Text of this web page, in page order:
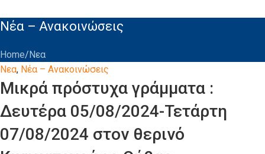
Νέα – Ανακοινώσεις
Home Νεα
Νεα, Νέα – Ανακοινώσεις
Μικρά πρόστυχα γράμματα :
Δευτέρα 05/08/2024-Τετάρτη
07/08/2024 στον θερινό